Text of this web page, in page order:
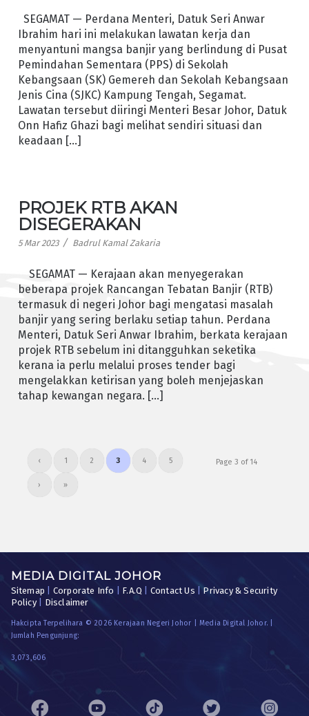
SEGAMAT — Perdana Menteri, Datuk Seri Anwar
Ibrahim hari ini melakukan lawatan kerja dan
menyantuni mangsa banjir yang berlindung di Pusat
Pemindahan Sementara (PPS) di Sekolah
Kebangsaan (SK) Gemereh dan Sekolah Kebangsaan
Jenis Cina (SJKC) Kampung Tengah, Segamat.
Lawatan tersebut diiringi Menteri Besar Johor, Datuk
Onn Hafiz Ghazi bagi melihat sendiri situasi dan
keadaan […]
PROJEK RTB AKAN
DISEGERAKAN
5 Mar 2023 / Badrul Kamal Zakaria
SEGAMAT — Kerajaan akan menyegerakan
beberapa projek Rancangan Tebatan Banjir (RTB)
termasuk di negeri Johor bagi mengatasi masalah
banjir yang sering berlaku setiap tahun. Perdana
Menteri, Datuk Seri Anwar Ibrahim, berkata kerajaan
projek RTB sebelum ini ditangguhkan seketika
kerana ia perlu melalui proses tender bagi
mengelakkan ketirisan yang boleh menjejaskan
tahap kewangan negara. […]
Page 3 of 14
‹ 1 2 3 4 5
› »
MEDIA DIGITAL JOHOR
Sitemap Corporate Info F.A.Q Contact Us |Privacy & Security
Policy| Disclaimer
Hakcipta Terpelihara © 2026 Kerajaan Negeri Johor | Media Digital Johor. |
Jumlah Pengunjung:
3,073,606